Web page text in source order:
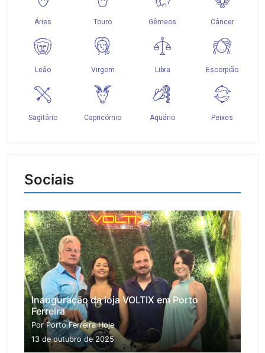
Sociais
Inauguração da loja VOLTIX em Porto
Ferreira
Por Porto Ferreira Hoje
13 de outubro de 2025